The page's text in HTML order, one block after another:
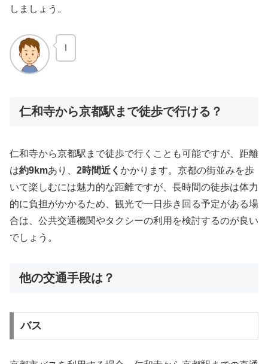
しましょう。
ｌ
仁和寺から京都駅まで徒歩で行ける？
仁和寺から京都駅まで徒歩で行くことも可能ですが、距離
は約9kmあり、 2時間近く かかります。京都の街並みを歩
いて楽しむには魅力的な距離ですが、長時間の徒歩は体力
的に負担がかかるため、観光で一日歩き回る予定がある場
合は、公共交通機関やタクシーの利用を検討するのが良い
でしょう。
他の交通手段は？
バス